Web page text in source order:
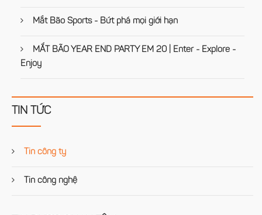
Mắt Bão Sports - Bứt phá mọi giới hạn
MẮT BÃO YEAR END PARTY EM 20 | Enter - Explore -
Enjoy
TIN TỨC
Tin công ty
Tin công nghệ